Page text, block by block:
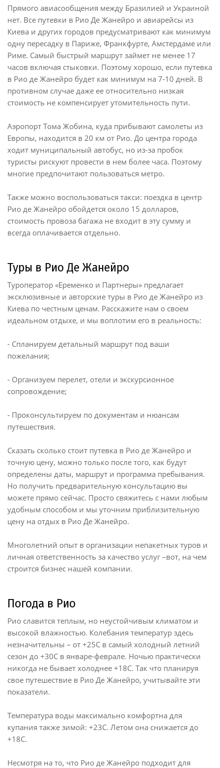
Прямого авиасообщения между Бразилией и Украиной
нет. Все путевки в Рио Де Жанейро и авиарейсы из
Киева и других городов предусматривают как минимум
одну пересадку в Париже, Франкфурте, Амстердаме или
Риме. Самый быстрый маршрут займет не менее 17
часов включая стыковки. Поэтому хорошо, если путевка
в Рио де Жанейро будет как минимум на 7-10 дней. В
противном случае даже ее относительно низкая
стоимость не компенсирует утомительность пути.
Аэропорт Тома Жобина, куда прибывают самолеты из
Европы, находится в 20 км от Рио. До центра города
ходит муниципальный автобус, но из-за пробок
туристы рискуют провести в нем более часа. Поэтому
многие предпочитают пользоваться метро.
Также можно воспользоваться такси: поездка в центр
Рио де Жанейро обойдется около 15 долларов,
стоимость провоза багажа не входит в эту сумму и
всегда оплачивается отдельно.
Туры в Рио Де Жанейро
Туроператор «Еременко и Партнеры» предлагает
эксклюзивные и авторские туры в Рио де Жанейро из
Киева по честным ценам. Расскажите нам о своем
идеальном отдыхе, и мы воплотим его в реальность:
- Спланируем детальный маршрут под ваши
пожелания;
- Организуем перелет, отели и экскурсионное
сопровождение;
- Проконсультируем по документам и нюансам
путешествия.
Сказать сколько стоит путевка в Рио де Жанейро и
точную цену, можно только после того, как будут
определены даты, маршрут и программа пребывания.
Но получить предварительную консультацию вы
можете прямо сейчас. Просто свяжитесь с нами любым
удобным способом и мы уточним приблизительную
цену на отдых в Рио Де Жанейро.
Многолетний опыт в организации непакетных туров и
личная ответственность за качество услуг –вот, на чем
строится бизнес нашей компании.
Погода в Рио
Рио славится теплым, но неустойчивым климатом и
высокой влажностью. Колебания температур здесь
незначительны – от +25С в самый холодный летний
сезон до +30С в январе-феврале. Ночью практически
никогда не бывает холоднее +18С. Так что планируя
свое путешествие в Рио Де Жанейро, учитывайте эти
показатели.
Температура воды максимально комфортна для
купания также зимой: +23С. Летом она снижается до
+18С.
Несмотря на то, что Рио де Жанейро подходит для